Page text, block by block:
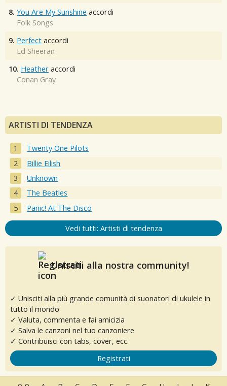
8. You Are My Sunshine accordi
Folk Songs
9. Perfect accordi
Ed Sheeran
10. Heather accordi
Conan Gray
ARTISTI DI TENDENZA
Twenty One Pilots
Billie Eilish
Unknown
The Beatles
Panic! At The Disco
Vedi tutti: Artisti di tendenza
Unisciti alla nostra community!
✓ Unisciti alla più grande comunità di suonatori di ukulele in
tutto il mondo
✓ Valuta, commenta e fai amicizia
✓ Salva le canzoni nel tuo canzoniere
✓ Contribuisci con tabs, cover, ecc.
Registrati